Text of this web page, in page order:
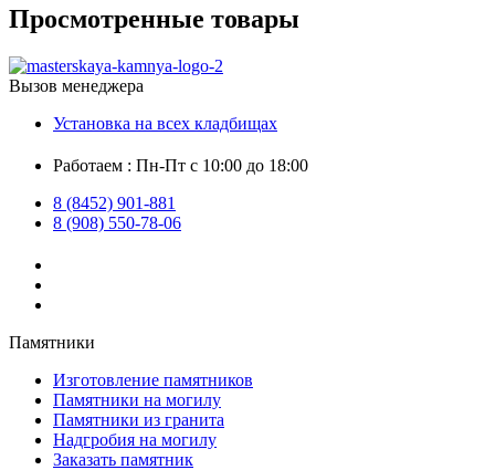
Просмотренные товары
Вызов менеджера
Установка на всех кладбищах
Работаем : Пн-Пт с 10:00 до 18:00
8 (8452) 901-881
8 (908) 550-78-06
Памятники
Изготовление памятников
Памятники на могилу
Памятники из гранита
Надгробия на могилу
Заказать памятник